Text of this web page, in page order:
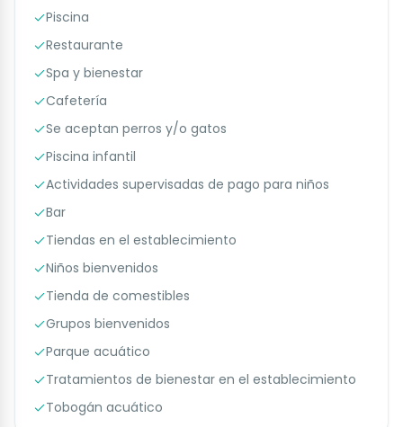
Piscina
Restaurante
Spa y bienestar
Cafetería
Se aceptan perros y/o gatos
Piscina infantil
Actividades supervisadas de pago para niños
Bar
Tiendas en el establecimiento
Niños bienvenidos
Tienda de comestibles
Grupos bienvenidos
Parque acuático
Tratamientos de bienestar en el establecimiento
Tobogán acuático